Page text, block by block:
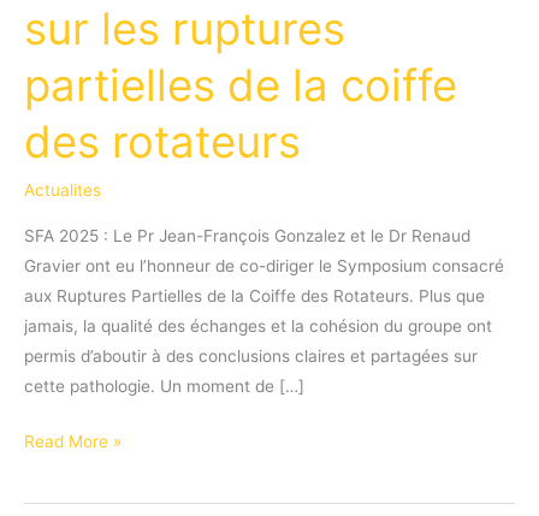
sur les ruptures
partielles de la coiffe
des rotateurs
Actualites
SFA 2025 : Le Pr Jean-François Gonzalez et le Dr Renaud
Gravier ont eu l’honneur de co-diriger le Symposium consacré
aux Ruptures Partielles de la Coiffe des Rotateurs. Plus que
jamais, la qualité des échanges et la cohésion du groupe ont
permis d’aboutir à des conclusions claires et partagées sur
cette pathologie. Un moment de […]
SFA
:
Read More »